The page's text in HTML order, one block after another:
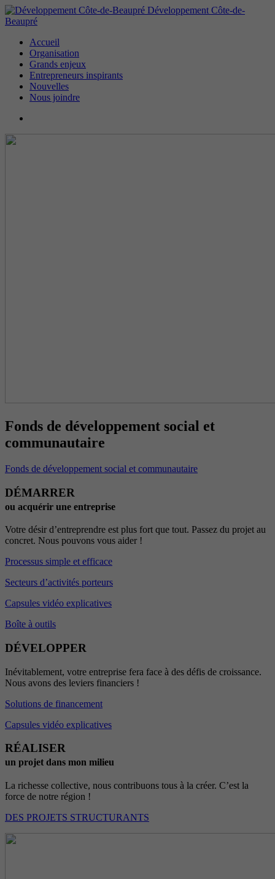
Développement Côte-de-
Beaupré
Accueil
Organisation
Grands enjeux
Entrepreneurs inspirants
Nouvelles
Nous joindre
Fonds de développement social et
communautaire
Fonds de développement social et communautaire
DÉMARRER
ou acquérir une entreprise
Votre désir d’entreprendre est plus fort que tout. Passez du projet au
concret. Nous pouvons vous aider !
Processus simple et efficace
Secteurs d’activités porteurs
Capsules vidéo explicatives
Boîte à outils
DÉVELOPPER
Inévitablement, votre entreprise fera face à des défis de croissance.
Nous avons des leviers financiers !
Solutions de financement
Capsules vidéo explicatives
RÉALISER
un projet dans mon milieu
La richesse collective, nous contribuons tous à la créer. C’est la
force de notre région !
DES PROJETS STRUCTURANTS